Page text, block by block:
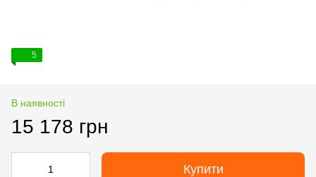
5
В наявності
15 178 грн
Купити